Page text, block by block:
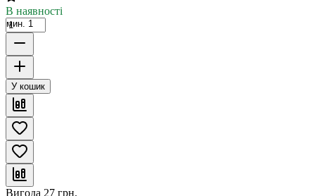
В наявності
мин. 1
У кошик
Вигода 27 грн.